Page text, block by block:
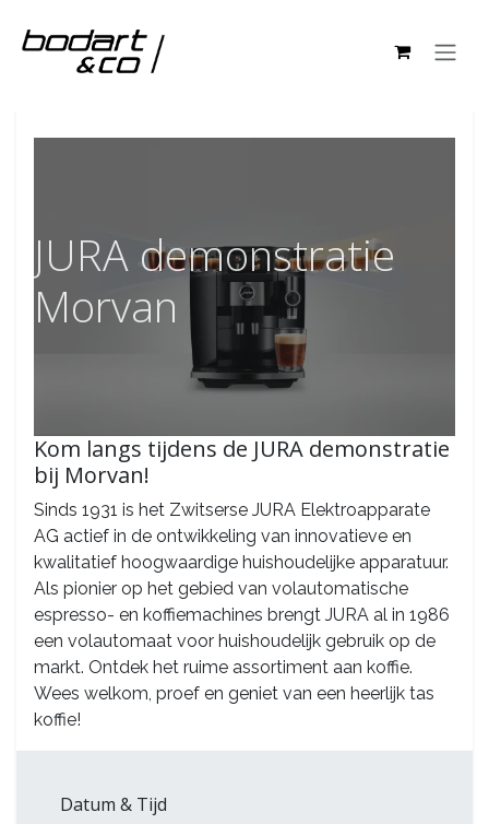
JURA demonstratie
Morvan
Kom langs tijdens de JURA demonstratie
bij Morvan!
Sinds 1931 is het Zwitserse JURA Elektroapparate
AG actief in de ontwikkeling van innovatieve en
kwalitatief hoogwaardige huishoudelijke apparatuur.
Als pionier op het gebied van volautomatische
espresso- en koffiemachines brengt JURA al in 1986
een volautomaat voor huishoudelijk gebruik op de
markt. Ontdek het ruime assortiment aan koffie.
Wees welkom, proef en geniet van een heerlijk tas
koffie!
Datum & Tijd